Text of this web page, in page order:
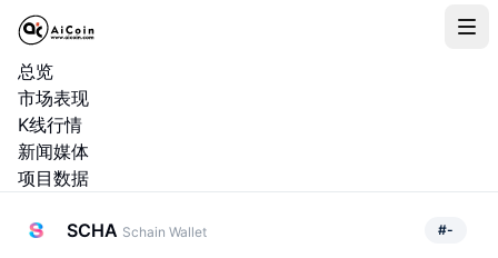
总览
市场表现
K线行情
新闻媒体
项目数据
SCHA Schain Wallet #-